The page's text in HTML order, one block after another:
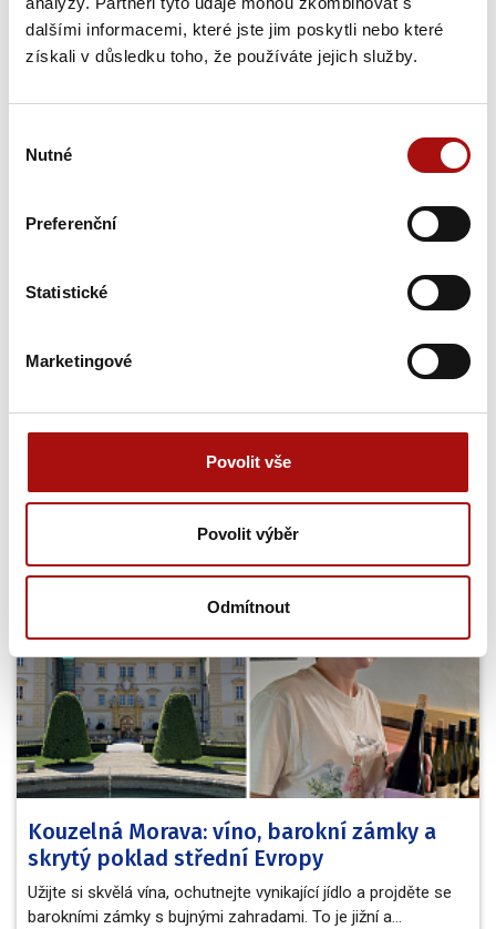
dalšími informacemi, které jste jim poskytli nebo které
získali v důsledku toho, že používáte jejich služby.
souhlasu
Nutné
Preferenční
Statistické
Marketingové
Povolit vše
Povolit výběr
Odmítnout
vín z vinařské oblasti Čechy. Titul Šampiona a zároveň…
Světová organizace cestovního ruchu
hledá inovace pro budoucnost vinařské
turistiky
evropskou výzvu European Wine Tourism Innovation
Challenge,…
NVC
Kouzelná Morava: víno, barokní zámky a
skrytý poklad střední Evropy
Užijte si skvělá vína, ochutnejte vynikající jídlo a projděte se
barokními zámky s bujnými zahradami. To je jižní a…